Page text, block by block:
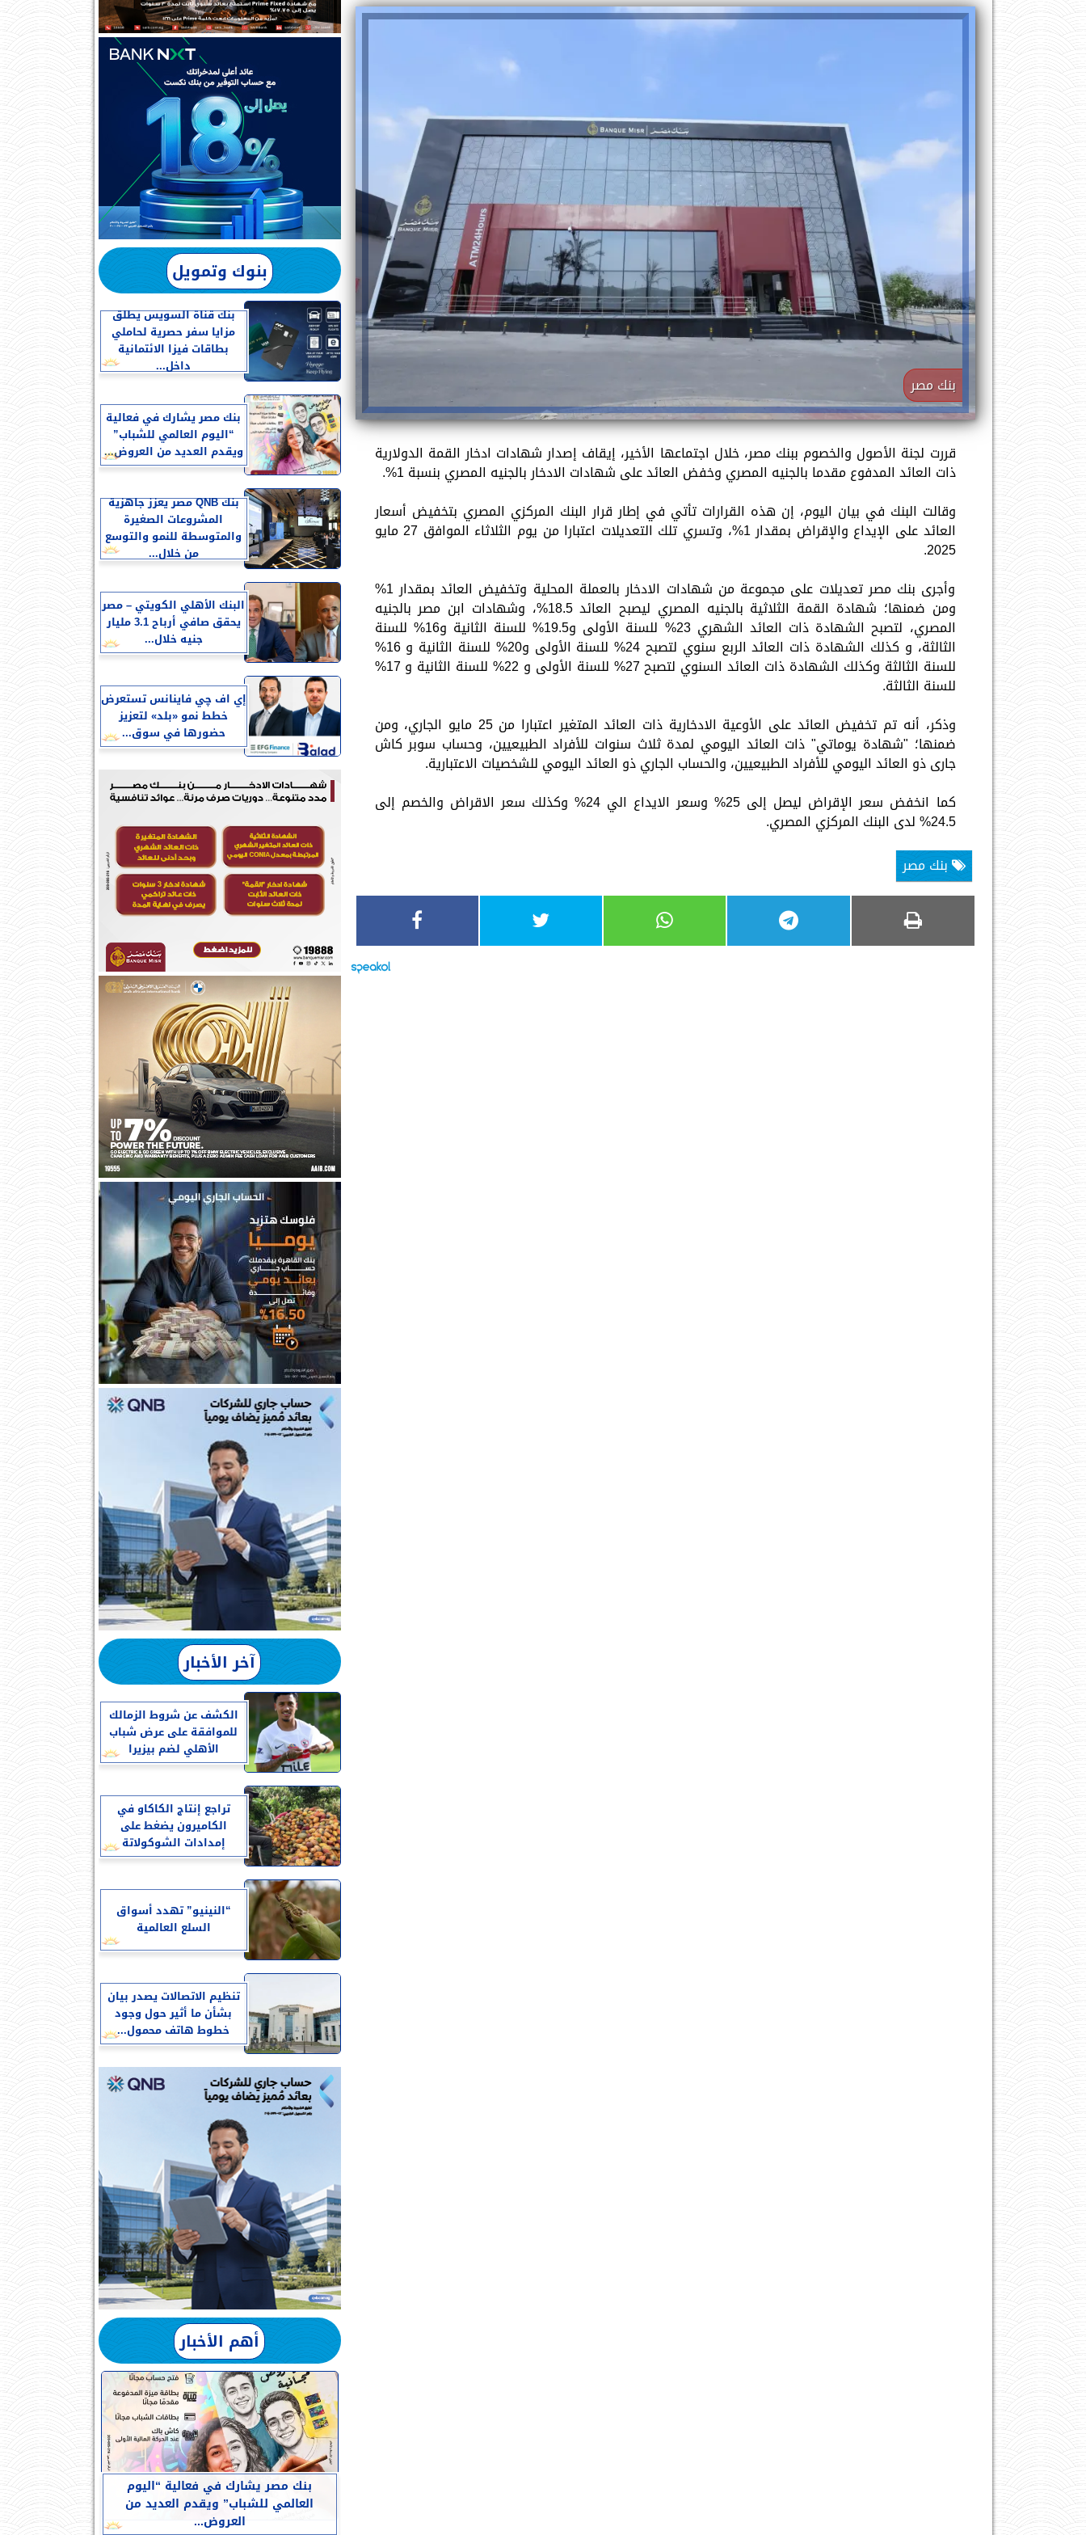
بنك مصر
قررت لجنة الأصول والخصوم ببنك مصر، خلال اجتماعها الأخير، إيقاف إصدار شهادات ادخار القمة الدولارية
ذات العائد المدفوع مقدما بالجنيه المصري وخفض العائد على شهادات الادخار بالجنيه المصري بنسبة 1%.
وقالت البنك في بيان اليوم، إن هذه القرارات تأتي في إطار قرار البنك المركزي المصري بتخفيض أسعار
العائد على الإيداع والإقراض بمقدار 1%، وتسري تلك التعديلات اعتبارا من يوم الثلاثاء الموافق 27 مايو
2025.
وأجرى بنك مصر تعديلات على مجموعة من شهادات الادخار بالعملة المحلية وتخفيض العائد بمقدار 1%
ومن ضمنها؛ شهادة القمة الثلاثية بالجنيه المصري ليصبح العائد 18.5%، وشهادات ابن مصر بالجنيه
المصري، لتصبح الشهادة ذات العائد الشهري 23% للسنة الأولى و19.5% للسنة الثانية و16% للسنة
الثالثة، و كذلك الشهادة ذات العائد الربع سنوي لتصبح 24% للسنة الأولى و20% للسنة الثانية و 16%
للسنة الثالثة وكذلك الشهادة ذات العائد السنوي لتصبح 27% للسنة الأولى و 22% للسنة الثانية و 17%
للسنة الثالثة.
وذكر، أنه تم تخفيض العائد على الأوعية الادخارية ذات العائد المتغير اعتبارا من 25 مايو الجاري، ومن
ضمنها؛ "شهادة يوماتي" ذات العائد اليومي لمدة ثلاث سنوات للأفراد الطبيعيين، وحساب سوبر كاش
جارى ذو العائد اليومي للأفراد الطبيعيين، والحساب الجاري ذو العائد اليومي للشخصيات الاعتبارية.
كما انخفض سعر الإقراض ليصل إلى 25% وسعر الايداع الي 24% وكذلك سعر الاقراض والخصم إلى
24.5% لدى البنك المركزي المصري.
بنك مصر
بنوك وتمويل
بنك قناة السويس يطلق
مزايا سفر حصرية لحاملي
بطاقات فيزا الائتمانية
داخل...
بنك مصر يشارك في فعالية
“اليوم العالمي للشباب”
ويقدم العديد من العروض...
بنك QNB مصر يعزز جاهزية
المشروعات الصغيرة
والمتوسطة للنمو والتوسع
من خلال...
البنك الأهلي الكويتي – مصر
يحقق صافي أرباح 3.1 مليار
جنيه خلال...
إي اف چي فاينانس تستعرض
خطط نمو «بلد» لتعزيز
حضورها في سوق...
آخر الأخبار
الكشف عن شروط الزمالك
للموافقة على عرض شباب
الأهلي لضم بيزيرا
تراجع إنتاج الكاكاو في
الكاميرون يضغط على
إمدادات الشوكولاتة
“النينيو” تهدد أسواق
السلع العالمية
تنظيم الاتصالات يصدر بيان
بشأن ما أثير حول وجود
خطوط هاتف محمول...
أهم الأخبار
بنك مصر يشارك في فعالية “اليوم
العالمي للشباب” ويقدم العديد من
العروض...